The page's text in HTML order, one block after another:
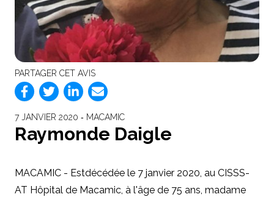
PARTAGER CET AVIS
7 JANVIER 2020 ‐ MACAMIC
Raymonde Daigle
MACAMIC - Estdécédée le 7 janvier 2020, au CISSS-
AT Hôpital de Macamic, à l'âge de 75 ans, madame